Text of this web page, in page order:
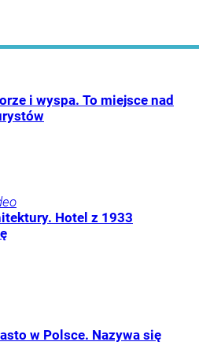
i wyspa. To miejsce nad
Hotel z 1933
w Polsce. Nazywa się